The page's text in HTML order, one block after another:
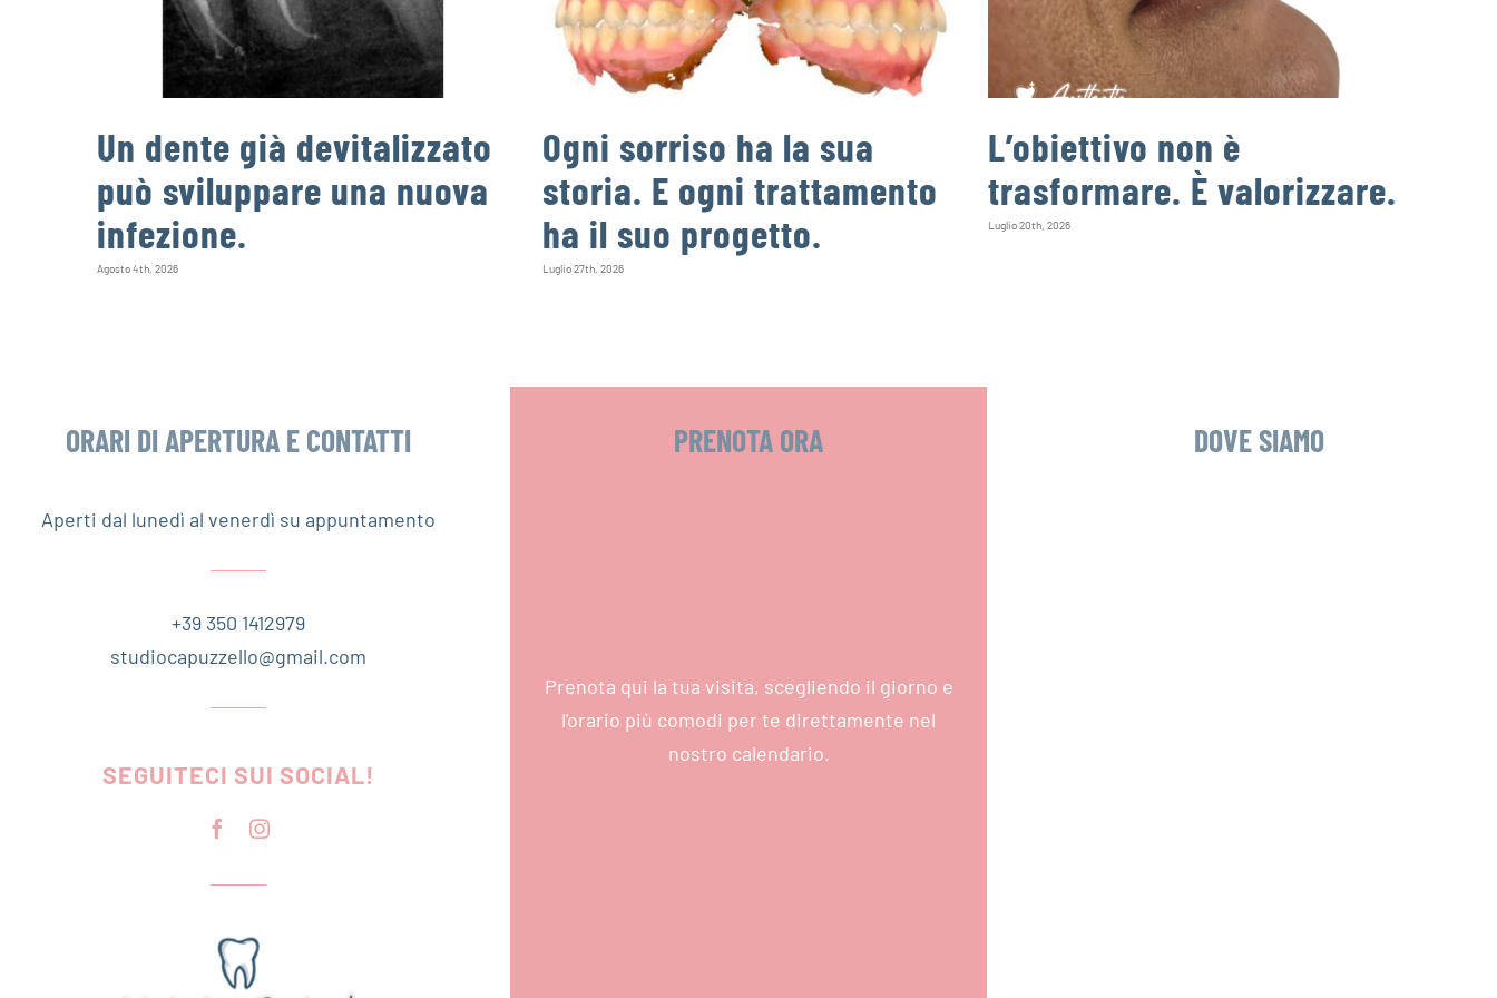
Un dente già devitalizzato
può sviluppare una nuova
infezione.
Agosto 4th, 2026
Ogni sorriso ha la sua
storia. E ogni trattamento
ha il suo progetto.
Luglio 27th, 2026
L’obiettivo non è
trasformare. È valorizzare.
Luglio 20th, 2026
ORARI DI APERTURA E CONTATTI
Aperti dal lunedì al venerdì su appuntamento
+39 350 1412979
studiocapuzzello@gmail.com
SEGUITECI SUI SOCIAL!
PRENOTA ORA
Prenota qui la tua visita, scegliendo il giorno e
l'orario più comodi per te direttamente nel
nostro calendario.
DOVE SIAMO